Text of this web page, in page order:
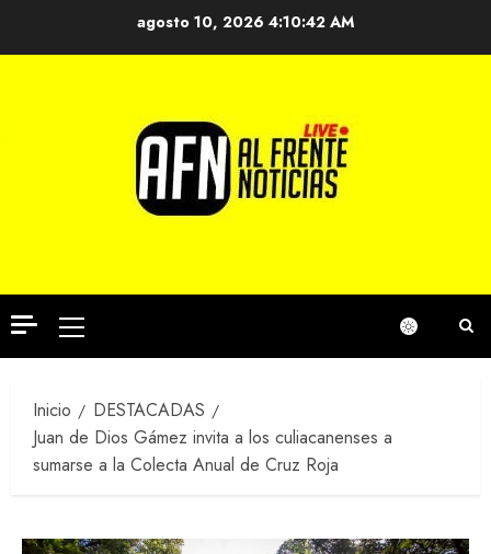
agosto 10, 2026 4:10:43 AM
Menú
principal
Inicio
DESTACADAS
Juan de Dios Gámez invita a los culiacanenses a
sumarse a la Colecta Anual de Cruz Roja